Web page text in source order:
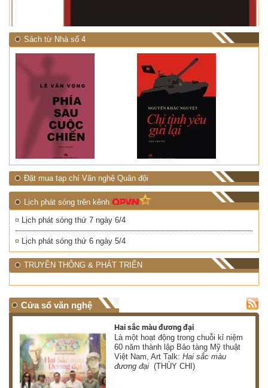
Sách từ Nhà số 4
Đặt mua tạp chí Văn nghệ Quân đội
Lịch phát sóng trên kênh
Lịch phát sóng thứ 7 ngày 6/4
Lịch phát sóng thứ 6 ngày 5/4
TRUYỀN THÔNG & PHÁT TRIỂN
Cửa sổ văn nghệ
Hai sắc màu đương đại
Là một hoạt động trong chuỗi kỉ niệm
60 năm thành lập Bảo tàng Mỹ thuật
Việt Nam, Art Talk:Hai sắc màu
đương đại (THÙY CHI)